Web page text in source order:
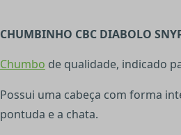
CHUMBINHO CBC DIABOLO
Chumbo de qualidade, indicado
Possui uma cabeça com forma
pontuda e a chata.